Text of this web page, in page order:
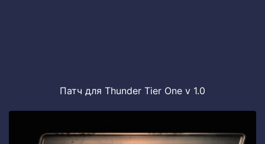
Патч для Thunder Tier One v 1.0